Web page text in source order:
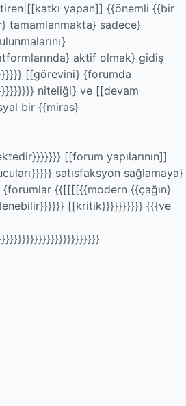
yapan]] {{önemli {{bir
tamamlanmakta} sadece}
aktif olmak} gidiş
[[görevini} {forumda
niteliği} ve [[devam
bir {{miras}
[[forum yapılarının]]
satısfaksyon sağlamaya}
{{[[[[{{modern {{çağın}
[[kritik}}}}}}}}}} {{{ve